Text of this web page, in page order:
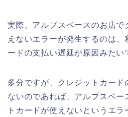
実際、アルプスベースのお店で
えないエラーが発生するのは、
ードの支払い遅延が原因みたい
多分ですが、クレジットカード
ないのであれば、アルプスベー
トカードが使えないというエ